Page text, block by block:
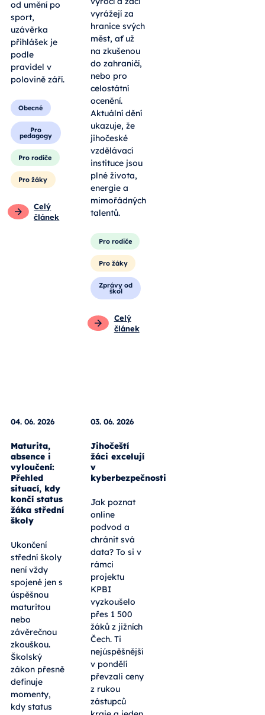
od umění po
sport,
uzávěrka
přihlášek je
podle
pravidel v
polovině září.
Obecné
Pro
pedagogy
Pro rodiče
Pro žáky
Celý
článek
vyrážejí za
hranice svých
měst, ať už
na zkušenou
do zahraničí,
nebo pro
celostátní
ocenění.
Aktuální dění
ukazuje, že
jihočeské
vzdělávací
instituce jsou
plné života,
energie a
mimořádných
talentů.
Pro rodiče
Pro žáky
Zprávy od
škol
Celý
článek
04. 06. 2026
Maturita,
absence i
vyloučení:
Přehled
situací, kdy
končí status
žáka střední
školy
Ukončení
střední školy
není vždy
spojené jen s
úspěšnou
maturitou
nebo
závěrečnou
zkouškou.
Školský
zákon přesně
definuje
momenty,
kdy status
03. 06. 2026
Jihočeští
žáci excelují
v
kyberbezpečnosti
Jak poznat
online
podvod a
chránit svá
data? To si v
rámci
projektu
KPBI
vyzkoušelo
přes 1 500
žáků z jižních
Čech. Ti
nejúspěšnější
v pondělí
převzali ceny
z rukou
zástupců